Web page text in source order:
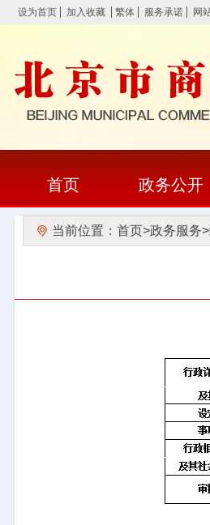
设为首页 加入收藏 繁体 服务承诺 网
首页 政务公开
当前位置： 首页>政务服务>